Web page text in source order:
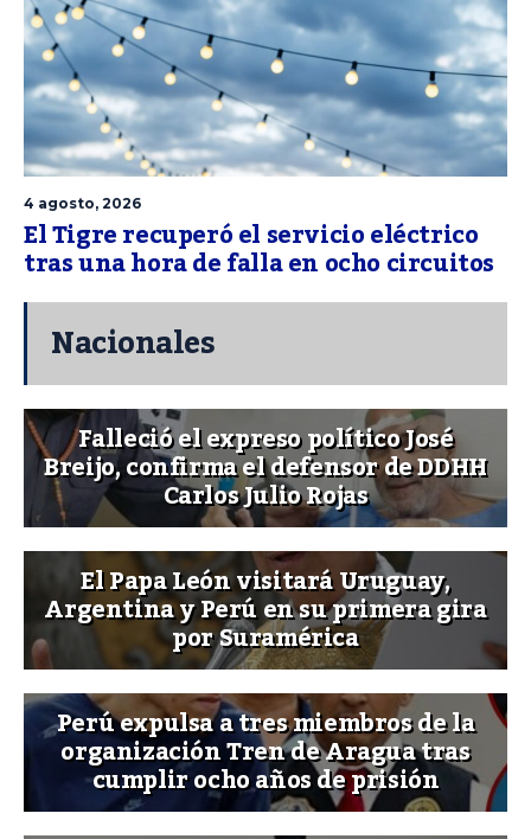
4 agosto, 2026
El Tigre recuperó el servicio eléctrico
tras una hora de falla en ocho circuitos
Nacionales
Falleció el expreso político José
Breijo, confirma el defensor de DDHH
Carlos Julio Rojas
El Papa León visitará Uruguay,
Argentina y Perú en su primera gira
por Suramérica
Perú expulsa a tres miembros de la
organización Tren de Aragua tras
cumplir ocho años de prisión